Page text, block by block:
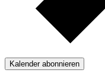
Kalender abonnieren